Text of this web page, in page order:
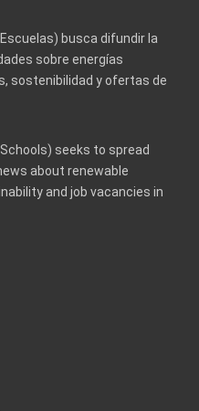
busca difundir la
sobre energías
sostenibilidad y ofertas de
seeks to spread
about renewable
and job vacancies in